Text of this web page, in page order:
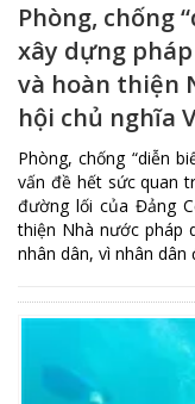
Phòng, chống
xây dựng
và hoàn thiện
hội chủ nghĩa
Phòng, chống “diễn
vấn đề hết sức quan
đường lối của Đảng
thiện Nhà nước pháp
nhân dân, vì nhân